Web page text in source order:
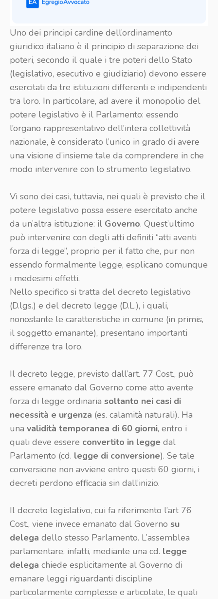
Uno dei principi cardine dell’ordinamento
giuridico italiano è il principio di separazione dei
poteri, secondo il quale i tre poteri dello Stato
(legislativo, esecutivo e giudiziario) devono essere
esercitati da tre istituzioni differenti e indipendenti
tra loro. In particolare, ad avere il monopolio del
potere legislativo è il Parlamento: essendo
l’organo rappresentativo dell’intera collettività
nazionale, è considerato l’unico in grado di avere
una visione d’insieme tale da comprendere in che
modo intervenire con lo strumento legislativo.
Vi sono dei casi, tuttavia, nei quali è previsto che il
potere legislativo possa essere esercitato anche
da un’altra istituzione: il Governo. Quest’ultimo
può intervenire con degli atti definiti “atti aventi
forza di legge”, proprio per il fatto che, pur non
essendo formalmente legge, esplicano comunque
i medesimi effetti.
Nello specifico si tratta del decreto legislativo
(D.lgs.) e del decreto legge (D.L.), i quali,
nonostante le caratteristiche in comune (in primis,
il soggetto emanante), presentano importanti
differenze tra loro.
Il decreto legge, previsto dall’art. 77 Cost., può
essere emanato dal Governo come atto avente
forza di legge ordinaria soltanto nei casi di
necessità e urgenza (es. calamità naturali). Ha
una validità temporanea di 60 giorni, entro i
quali deve essere convertito in legge dal
Parlamento (cd. legge di conversione). Se tale
conversione non avviene entro questi 60 giorni, i
decreti perdono efficacia sin dall’inizio.
Il decreto legislativo, cui fa riferimento l’art 76
Cost., viene invece emanato dal Governo su
delega dello stesso Parlamento. L’assemblea
parlamentare, infatti, mediante una cd. legge
delega chiede esplicitamente al Governo di
emanare leggi riguardanti discipline
particolarmente complesse e articolate, le quali